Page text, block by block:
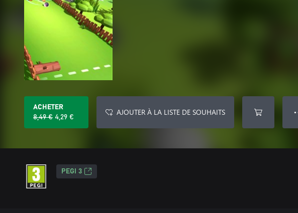
ACHETER
8,49 € 4,29 €
AJOUTER À LA LISTE DE SOUHAITS ●
PEGI 3